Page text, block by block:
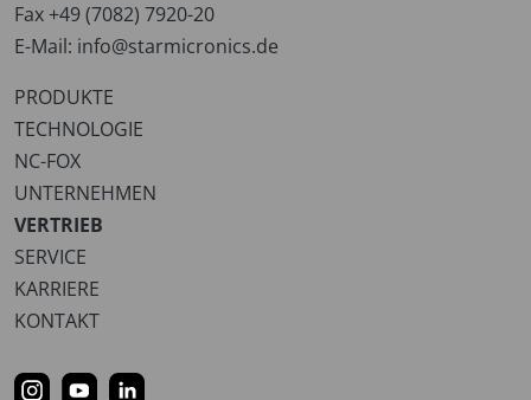
Fax +49 (7082) 7920-20
E-Mail: info@starmicronics.de
PRODUKTE
TECHNOLOGIE
NC-FOX
UNTERNEHMEN
VERTRIEB
SERVICE
KARRIERE
KONTAKT